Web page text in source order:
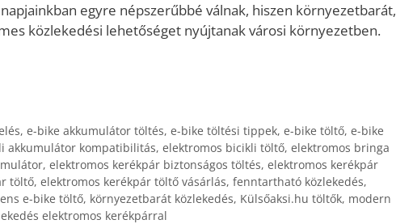
egyre népszerűbbé válnak, hiszen környezetbarát,
közlekedési lehetőséget nyújtanak városi környezetben.
, e-bike akkumulátor töltés, e-bike töltési tippek, e-bike töltő, e-bike
akkumulátor kompatibilitás, elektromos bicikli töltő, elektromos bringa
, elektromos kerékpár biztonságos töltés, elektromos kerékpár
töltő, elektromos kerékpár töltő vásárlás, fenntartható közlekedés,
e-bike töltő, környezetbarát közlekedés, Külsőaksi.hu töltők, modern
elektromos kerékpárral